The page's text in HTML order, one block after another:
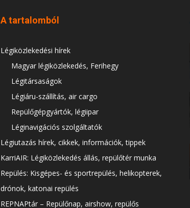
A tartalomból
Légiközlekedési hírek
Magyar légiközlekedés, Ferihegy
Légitársaságok
Légiáru-szállítás, air cargo
Repülőgépgyártók, légiipar
Léginavigációs szolgáltatók
Légiutazás hírek, cikkek, információk, tippek
KarriAIR: Légiközlekedés állás, repülőtér munka
Repülés: Kisgépes- és sportrepülés, helikopterek,
drónok, katonai repülés
REPNAPtár – Repülőnap, airshow, repülős